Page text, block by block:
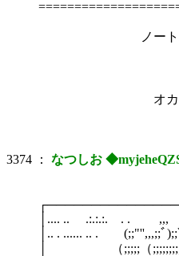
ノートパソコンの
卒業アルバム
オカルト研究部員
3374 ： なつしお
│.... .. .:.:.:. . . ,,,
│.. . ...... .. .
│ （;;;;;